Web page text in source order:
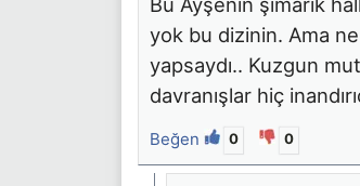
yok bu dizinin. Ama
yapsaydı.. Kuzgun
davranışlar hiç
Beğen 0 0